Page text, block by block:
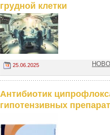
грудной клетки
25.06.2025
Антибиотик
гипотензивных